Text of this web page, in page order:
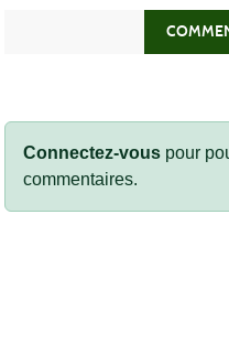
Connectez-vous pour
commentaires.